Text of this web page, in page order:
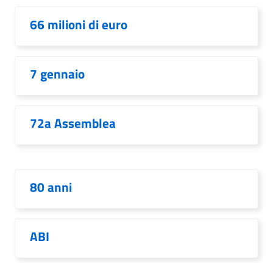
66 milioni di euro
7 gennaio
72a Assemblea
80 anni
ABI